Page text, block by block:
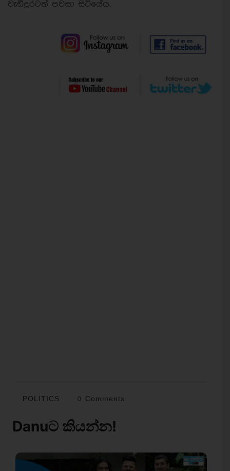
වැඩිදුරටත් පවසා සිටියේය.
POLITICS 0 Comments